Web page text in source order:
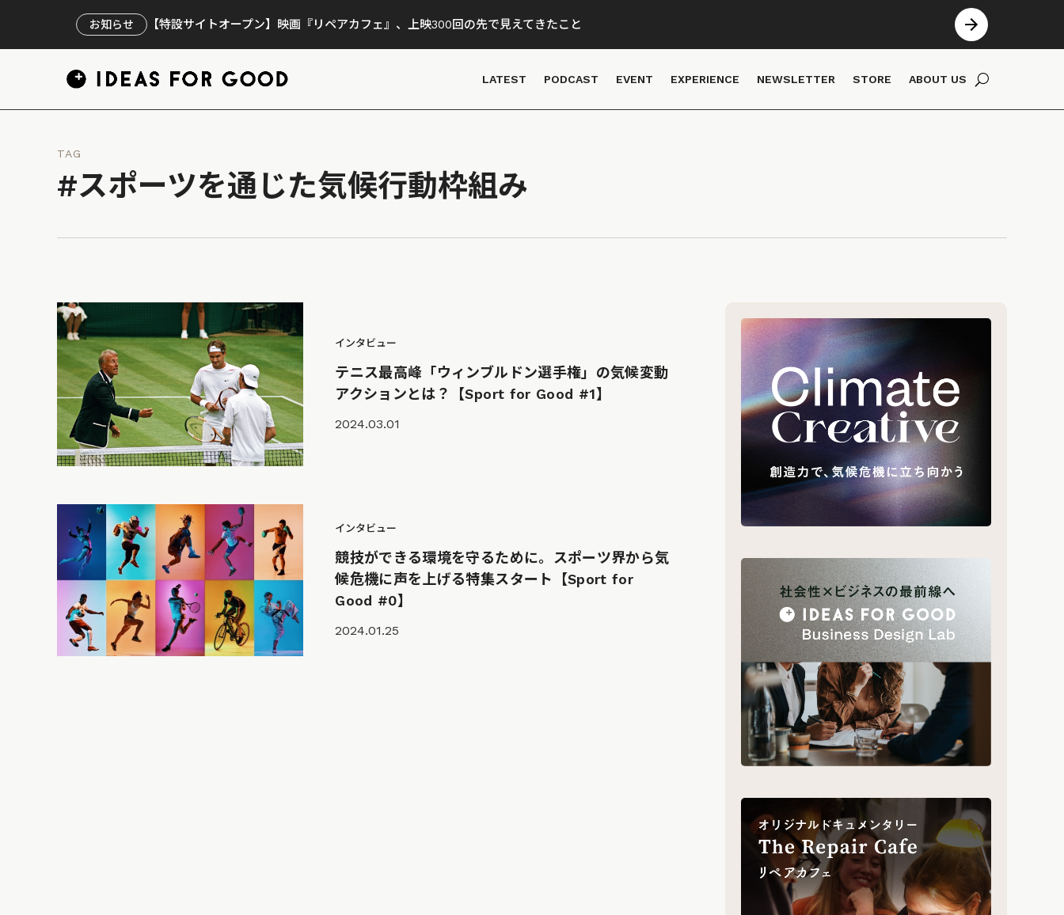
お知らせ 【特設サイトオープン】映画『リペアカフェ』、上映300回の先で見えてきたこと
LATEST PODCAST EVENT EXPERIENCE NEWSLETTER STORE ABOUT US
TAG
#スポーツを通じた気候行動枠組み
インタビュー
テニス最高峰「ウィンブルドン選手権」の気候変動
アクションとは？【Sport for Good #1】
2024.03.01
インタビュー
競技ができる環境を守るために。スポーツ界から気
候危機に声を上げる特集スタート【Sport for
Good #0】
2024.01.25